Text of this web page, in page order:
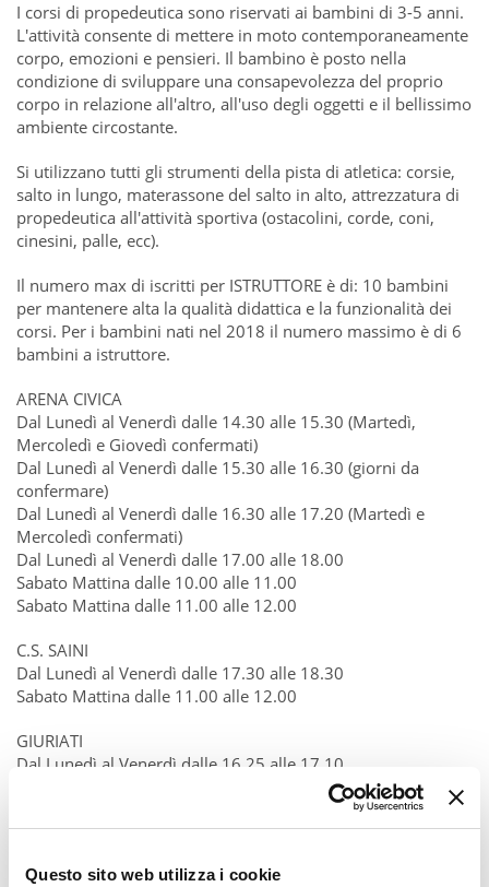
Questo sito web utilizza i cookie
I corsi di propedeutica sono riservati ai bambini di 3-5 anni.
L'attività consente di mettere in moto contemporaneamente
corpo, emozioni e pensieri. Il bambino è posto nella
condizione di sviluppare una consapevolezza del proprio
corpo in relazione all'altro, all'uso degli oggetti e il bellissimo
ambiente circostante.
Si utilizzano tutti gli strumenti della pista di atletica: corsie,
salto in lungo, materassone del salto in alto, attrezzatura di
propedeutica all'attività sportiva (ostacolini, corde, coni,
cinesini, palle, ecc).
Il numero max di iscritti per ISTRUTTORE è di: 10 bambini
per mantenere alta la qualità didattica e la funzionalità dei
corsi. Per i bambini nati nel 2018 il numero massimo è di 6
bambini a istruttore.
ARENA CIVICA
Dal Lunedì al Venerdì dalle 14.30 alle 15.30 (Martedì,
Mercoledì e Giovedì confermati)
Dal Lunedì al Venerdì dalle 15.30 alle 16.30 (giorni da
confermare)
Dal Lunedì al Venerdì dalle 16.30 alle 17.20 (Martedì e
Mercoledì confermati)
Dal Lunedì al Venerdì dalle 17.00 alle 18.00
Sabato Mattina dalle 10.00 alle 11.00
Sabato Mattina dalle 11.00 alle 12.00
C.S. SAINI
Dal Lunedì al Venerdì dalle 17.30 alle 18.30
Sabato Mattina dalle 11.00 alle 12.00
GIURIATI
Dal Lunedì al Venerdì dalle 16.25 alle 17.10
Dal Lunedì al Venerdì dalle 17.10 alle 18.10
​SABIN (MILANO 2 - SEGRATE)